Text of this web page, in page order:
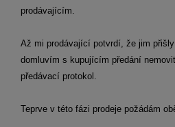
prodávajícím.
Až mi prodávající potvrdí, že jim
domluvím s kupujícím předání
předávací protokol.
Teprve v této fázi prodeje požádám